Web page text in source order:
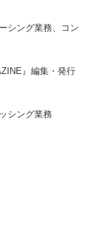
シング業務、コン
』編集・発行
シング業務